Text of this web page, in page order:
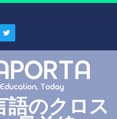
のクロス